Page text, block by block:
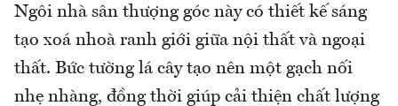
Ngôi nhà sân thượng góc này có thiết kế sáng
tạo xoá nhoà ranh giới giữa nội thất và ngoại
thất. Bức tường lá cây tạo nên một gạch nối
nhẹ nhàng, đồng thời giúp cải thiện chất lượng